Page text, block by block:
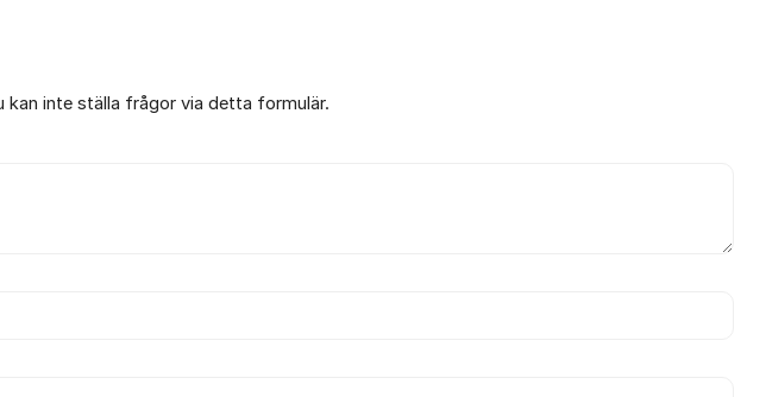
inte ställa frågor via detta formulär.